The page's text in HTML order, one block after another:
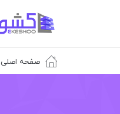
صفحه اصلی